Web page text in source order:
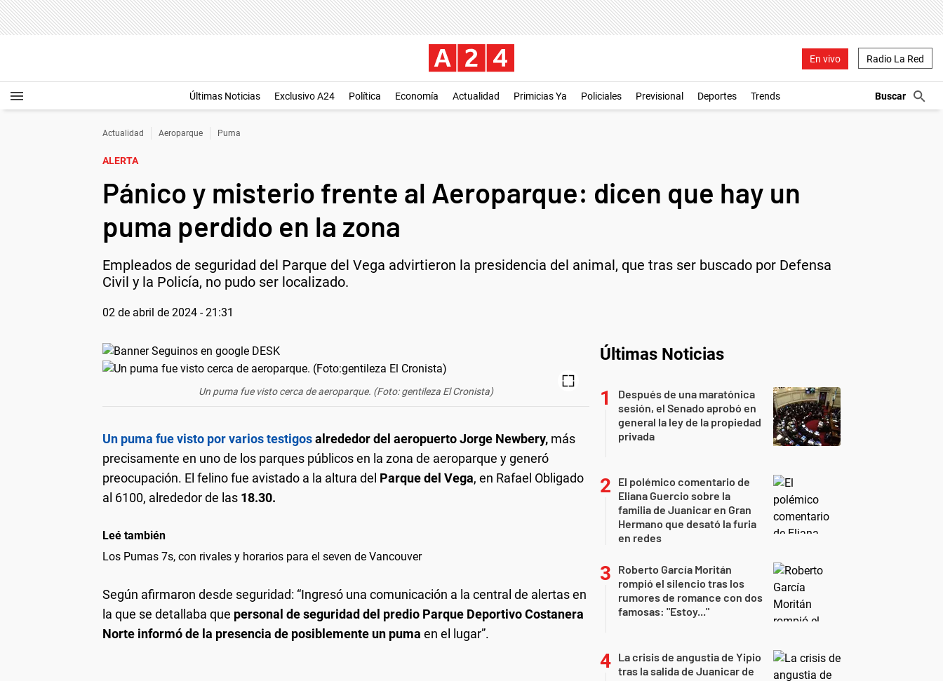
En vivo Radio La Red
Últimas Noticias Exclusivo A24 Política Economía Actualidad Primicias Ya Policiales Previsional Deportes Trends
Actualidad Aeroparque Puma
ALERTA
Pánico y misterio frente al Aeroparque: dicen que hay un
puma perdido en la zona
Empleados de seguridad del Parque del Vega advirtieron la presidencia del animal, que tras ser buscado por Defensa
Civil y la Policía, no pudo ser localizado.
02 de abril de 2024 - 21:31
Un puma fue visto cerca de aeroparque. (Foto: gentileza El Cronista)
Un puma fue visto por varios testigosalrededor del aeropuerto Jorge Newbery, más
precisamente en uno de los parques públicos en la zona de aeroparque y generó
preocupación. El felino fue avistado a la altura del Parque del Vega, en Rafael Obligado
al 6100, alrededor de las 18.30.
Leé también
Los Pumas 7s, con rivales y horarios para el seven de Vancouver
Según afirmaron desde seguridad: “Ingresó una comunicación a la central de alertas en
la que se detallaba que personal de seguridad del predio Parque Deportivo Costanera
Norte informó de la presencia de posiblemente un puma en el lugar”.
Últimas Noticias
Después de una maratónica
sesión, el Senado aprobó en
general la ley de la propiedad
privada
El polémico comentario de
Eliana Guercio sobre la
familia de Juanicar en Gran
Hermano que desató la furia
en redes
Roberto García Moritán
rompió el silencio tras los
rumores de romance con dos
famosas: "Estoy..."
La crisis de angustia de Yipio
tras la salida de Juanicar de